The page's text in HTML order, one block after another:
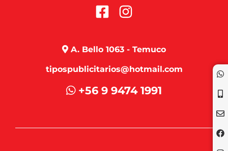
A. Bello 1063 - Temuco
tipospublicitarios@hotmail.com
+56 9 9474 1991